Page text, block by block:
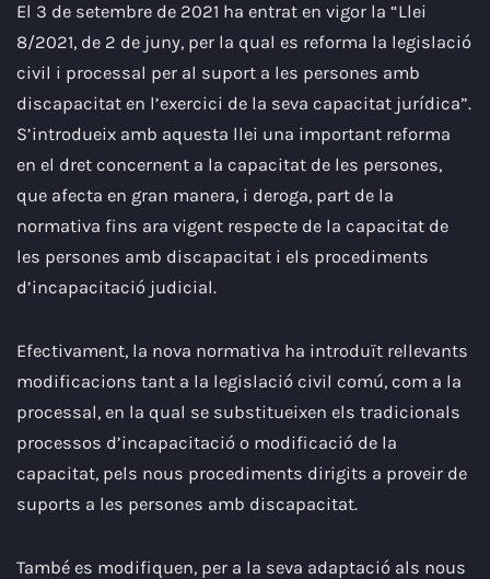
El 3 de setembre de 2021 ha entrat en vigor la “Llei
8/2021, de 2 de juny, per la qual es reforma la legislació
civil i processal per al suport a les persones amb
discapacitat en l’exercici de la seva capacitat jurídica”.
S’introdueix amb aquesta llei una important reforma
en el dret concernent a la capacitat de les persones,
que afecta en gran manera, i deroga, part de la
normativa fins ara vigent respecte de la capacitat de
les persones amb discapacitat i els procediments
d’incapacitació judicial.
Efectivament, la nova normativa ha introduït rellevants
modificacions tant a la legislació civil comú, com a la
processal, en la qual se substitueixen els tradicionals
processos d’incapacitació o modificació de la
capacitat, pels nous procediments dirigits a proveir de
suports a les persones amb discapacitat.
També es modifiquen, per a la seva adaptació als nous